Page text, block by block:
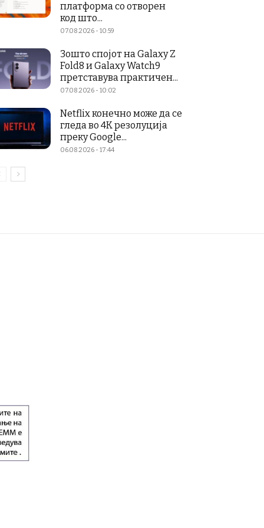
платформа со отворен
код што...
07.08.2026 - 10:59
Зошто спојот на Galaxy Z
Fold8 и Galaxy Watch9
претставува практичен...
07.08.2026 - 10:02
Netflix конечно може да се
гледа во 4K резолуција
преку Google...
06.08.2026 - 17:44